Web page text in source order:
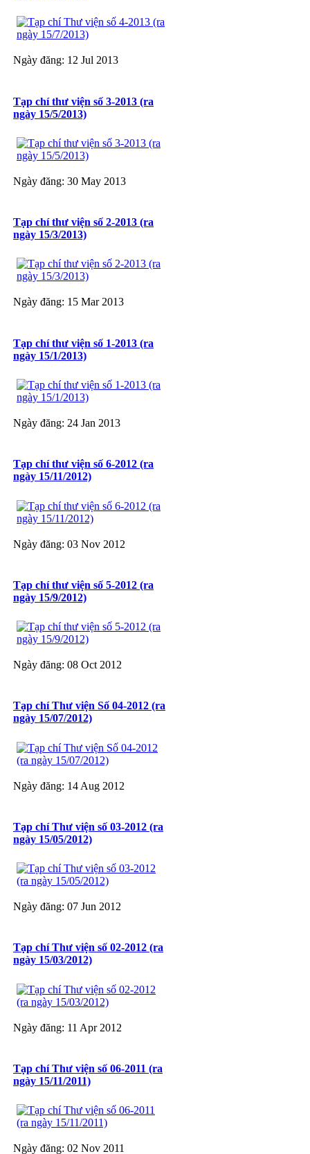
Ngày đăng: 12 Jul 2013
Tạp chí thư viện số 3-2013 (ra
ngày 15/5/2013)
Ngày đăng: 30 May 2013
Tạp chí thư viện số 2-2013 (ra
ngày 15/3/2013)
Ngày đăng: 15 Mar 2013
Tạp chí thư viện số 1-2013 (ra
ngày 15/1/2013)
Ngày đăng: 24 Jan 2013
Tạp chí thư viện số 6-2012 (ra
ngày 15/11/2012)
Ngày đăng: 03 Nov 2012
Tạp chí thư viện số 5-2012 (ra
ngày 15/9/2012)
Ngày đăng: 08 Oct 2012
Tạp chí Thư viện Số 04-2012 (ra
ngày 15/07/2012)
Ngày đăng: 14 Aug 2012
Tạp chí Thư viện số 03-2012 (ra
ngày 15/05/2012)
Ngày đăng: 07 Jun 2012
Tạp chí Thư viện số 02-2012 (ra
ngày 15/03/2012)
Ngày đăng: 11 Apr 2012
Tạp chí Thư viện số 06-2011 (ra
ngày 15/11/2011)
Ngày đăng: 02 Nov 2011